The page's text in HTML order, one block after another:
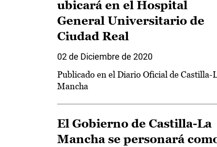
ubicará en el Hospital
General Universitario de
Ciudad Real
02 de Diciembre de 2020
Publicado en el Diario Oficial de Castilla-
Mancha
El Gobierno de Castilla-La
Mancha se personará